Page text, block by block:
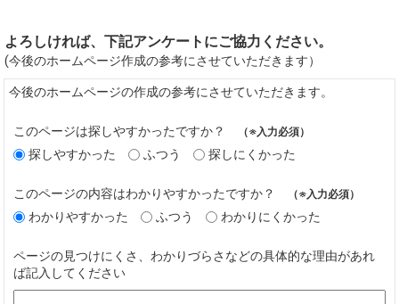
よろしければ、下記アンケートにご協力ください。
(今後のホームページ作成の参考にさせていただきます）
今後のホームページの作成の参考にさせていただきます。
このページは探しやすかったですか？ （※入力必須）
探しやすかった ふつう 探しにくかった
このページの内容はわかりやすかったですか？ （※入力必須）
わかりやすかった ふつう わかりにくかった
ページの見つけにくさ、わかりづらさなどの具体的な理由があれ
ば記入してください